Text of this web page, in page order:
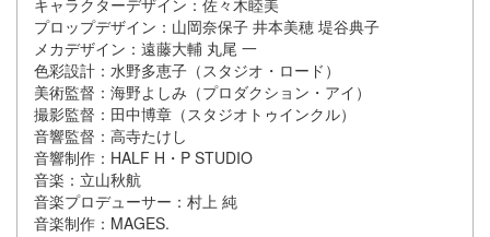
キャラクターデザイン：佐々木睦美
プロップデザイン：山岡奈保子 井本美穂 堤谷典子
メカデザイン：遠藤大輔 丸尾 一
色彩設計：水野多恵子（スタジオ・ロード）
美術監督：海野よしみ（プロダクション・アイ）
撮影監督：田中博章（スタジオトゥインクル）
音響監督：高寺たけし
音響制作：HALF H・P STUDIO
音楽：立山秋航
音楽プロデューサー：村上 純
音楽制作：MAGES.